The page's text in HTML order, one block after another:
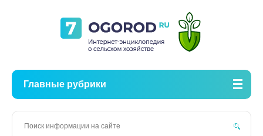
Главные рубрики